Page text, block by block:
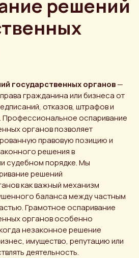
государственных органов—
гражданина или бизнеса от
отказов, штрафов и
Профессиональное оспаривание
органов позволяет
правовую позицию и
решения в
судебном порядке. Мы
решений
как важный механизм
баланса между частным
Грамотное оспаривание
органов особенно
незаконное решение
имущество, репутацию или
деятельность.